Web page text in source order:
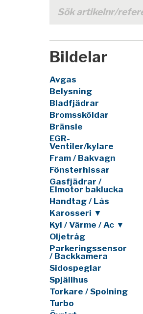
Bildelar
Avgas
Belysning
Bladfjädrar
Bromssköldar
Bränsle
EGR-
Ventiler/kylare
Fram / Bakvagn
Fönsterhissar
Gasfjädrar /
Elmotor baklucka
Handtag / Lås
Karosseri ▼
Kyl / Värme / Ac ▼
Oljetråg
Parkeringssensor
/ Backkamera
Sidospeglar
Spjällhus
Torkare / Spolning
Turbo